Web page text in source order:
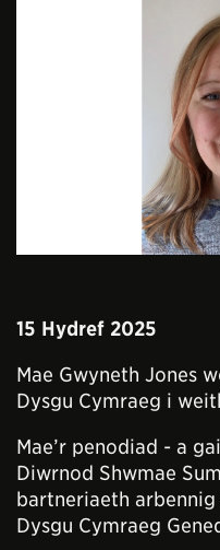
15 Hydref 2025
Mae Gwyneth Jones
Dysgu Cymraeg i
Mae’r penodiad - a
Diwrnod Shwmae
bartneriaeth arbennig
Dysgu Cymraeg